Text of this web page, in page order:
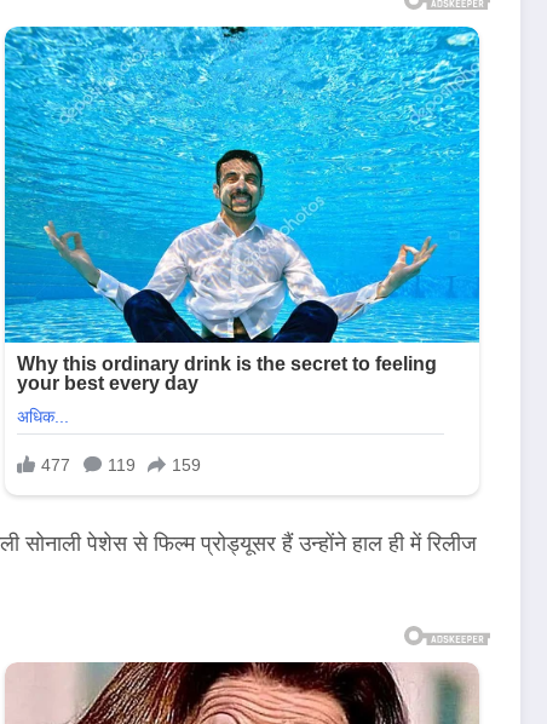
सोनाली पेशेस से फिल्म प्रोड्यूसर हैं उन्होंने हाल ही में रिलीज